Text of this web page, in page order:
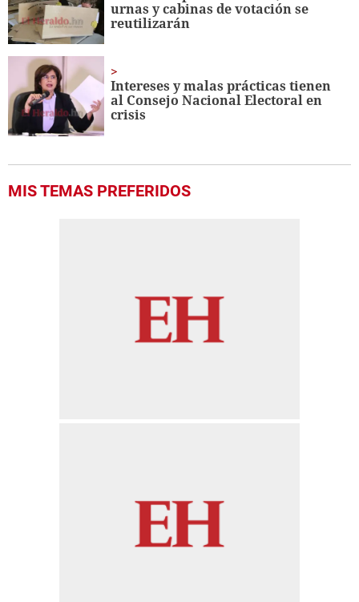
urnas y cabinas de votación se
reutilizarán
Intereses y malas prácticas tienen
al Consejo Nacional Electoral en
crisis
MIS TEMAS PREFERIDOS